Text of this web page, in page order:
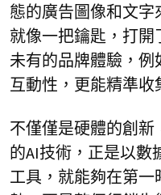
態的廣告圖像和文字
就像一把鑰匙，打
未有的品牌體驗，
互動性，更能精準收
不僅僅是硬體的創
的AI技術，正是以數
工具，就能夠在第